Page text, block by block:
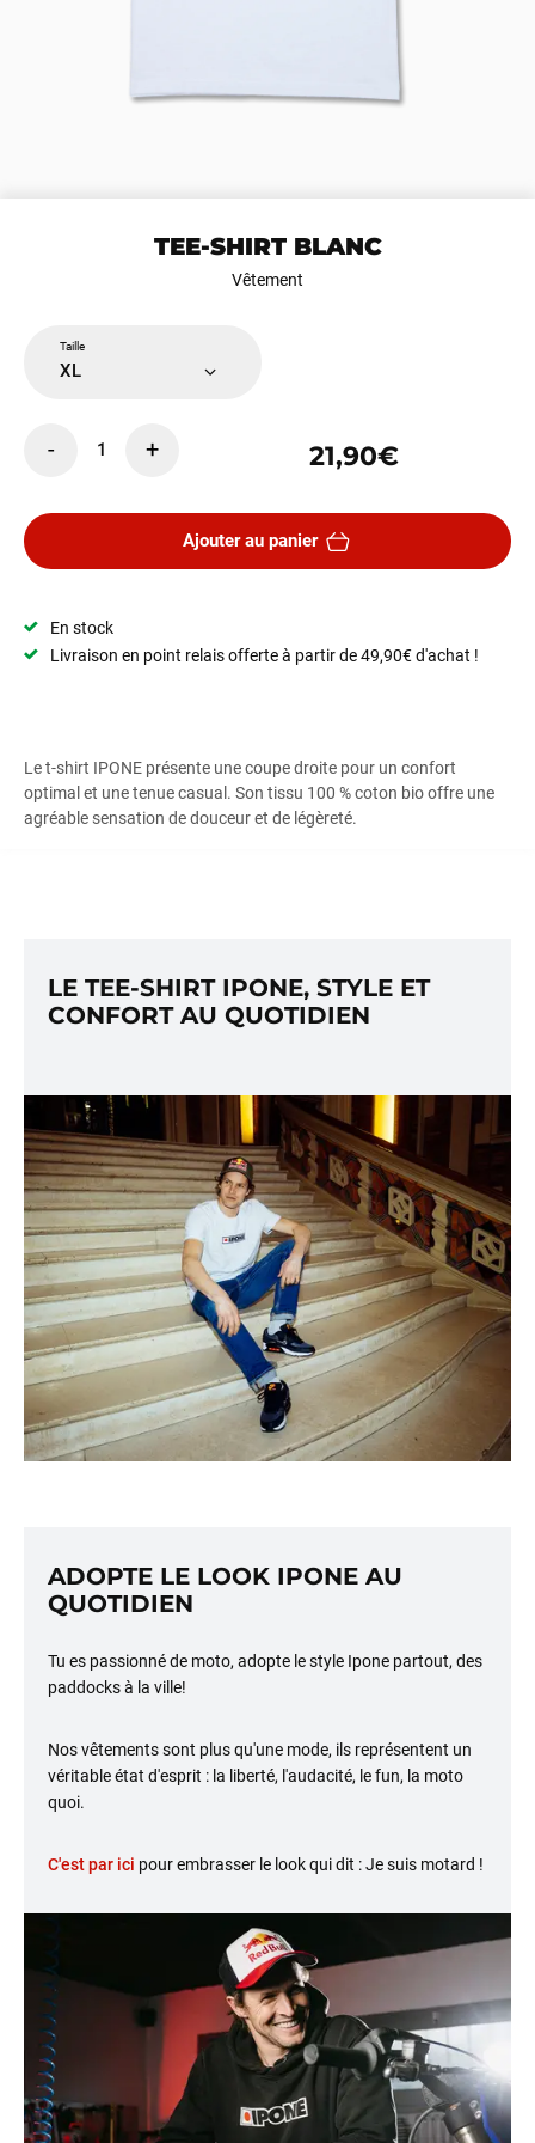
TEE-SHIRT BLANC
Vêtement
Taille
XL
- 1 + 21,90€
Ajouter au panier
En stock
Livraison en point relais offerte à partir de 49,90€ d'achat !
Le t-shirt IPONE présente une coupe droite pour un confort
optimal et une tenue casual. Son tissu 100 % coton biooffre une
agréable sensation de douceur et de légèreté.
LE TEE-SHIRT IPONE, STYLE ET
CONFORT AU QUOTIDIEN
ADOPTE LE LOOK IPONE AU
QUOTIDIEN
Tu es passionné de moto, adopte le style Ipone partout, des
paddocks à la ville!
Nos vêtements sont plus qu'une mode, ils représentent un
véritable état d'esprit : la liberté, l'audacité, le fun, la moto
quoi.
C'est par ici pour embrasser le look qui dit : Je suis motard !